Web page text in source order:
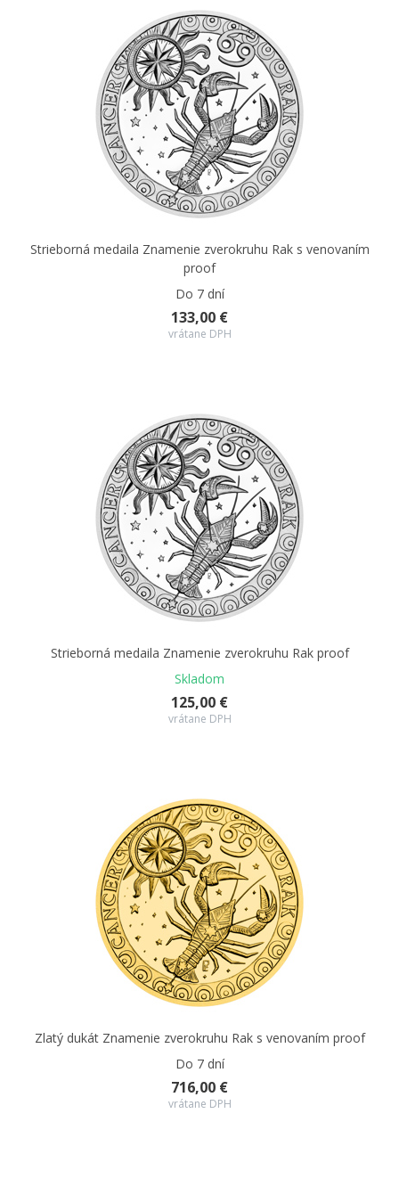
Strieborná medaila Znamenie zverokruhu Rak s venovaním
proof
Do 7 dní
133,00 €
vrátane DPH
Strieborná medaila Znamenie zverokruhu Rak proof
Skladom
125,00 €
vrátane DPH
Zlatý dukát Znamenie zverokruhu Rak s venovaním proof
Do 7 dní
716,00 €
vrátane DPH